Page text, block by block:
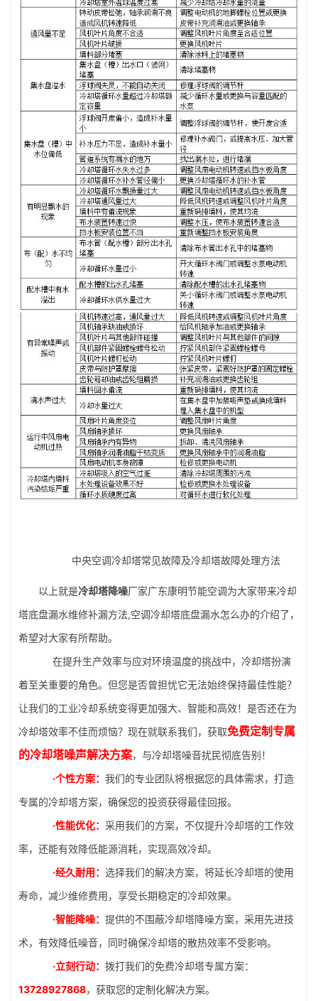
中央空调冷却塔常见故障及冷却塔故障处理方法
以上就是冷却塔降噪厂家广东康明节能空调为大家带来冷却
塔底盘漏水维修补漏方法,空调冷却塔底盘漏水怎么办的介绍了，
希望对大家有所帮助。
在提升生产效率与应对环境温度的挑战中，冷却塔扮演
着至关重要的角色。但您是否曾担忧它无法始终保持最佳性能？
让我们的工业冷却系统变得更加强大、智能和高效！是否还在为
冷却塔效率不佳而烦恼？现在就联系我们，获取免费定制专属
的冷却塔噪声解决方案，与冷却塔噪音扰民彻底告别！
·个性方案： 我们的专业团队将根据您的具体需求，打造
专属的冷却塔方案，确保您的投资获得最佳回报。
·性能优化： 采用我们的方案，不仅提升冷却塔的工作效
率，还能有效降低能源消耗，实现高效冷却。
·经久耐用： 选择我们的解决方案，将延长冷却塔的使用
寿命，减少维修费用，享受长期稳定的冷却效果。
·智能降噪： 提供的不围蔽冷却塔降噪方案，采用先进技
术，有效降低噪音，同时确保冷却塔的散热效率不受影响。
·立刻行动： 拨打我们的免费冷却塔专属方案：
13728927868，获取您的定制化解决方案。